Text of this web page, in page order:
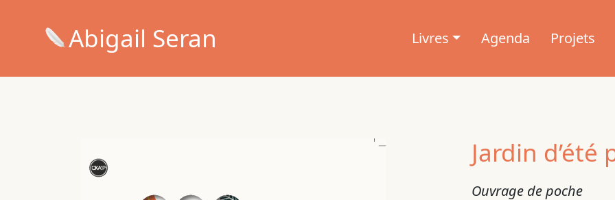
Abigail Seran Livres Agenda Projets
Jardin d’été
Ouvrage de poche